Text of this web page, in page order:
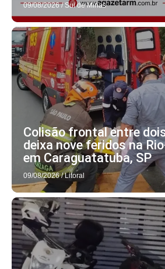
09/08/2026 / Sul de Minas
Colisão frontal entre
deixa nove feridos na
em Caraguatatuba, SP
09/08/2026 / Litoral